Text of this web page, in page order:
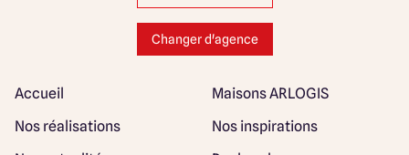
Changer d'agence
Accueil
Maisons ARLOGIS
Nos réalisations
Nos inspirations